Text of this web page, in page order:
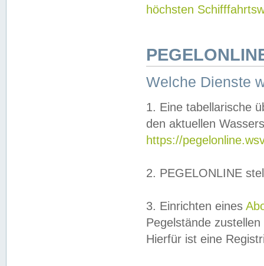
höchsten
Welche Dienste
1. Eine tabellarische
den aktuellen
https://
2. PEGELONLINE
3. Einrichten eines
Pegelstände
Hierfür ist eine